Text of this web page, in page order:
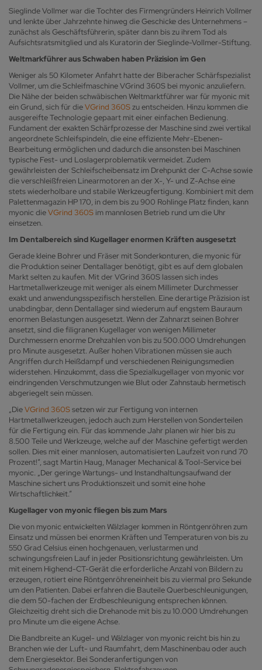
Sieglinde Vollmer war die Tochter des Firmengründers Heinrich Vollmer
und lenkte über Jahrzehnte hinweg die Geschicke des Unternehmens –
zunächst als Geschäftsführerin, später dann bis zu ihrem Tod als
Aufsichtsratsmitglied und als Kuratorin der Sieglinde-Vollmer-Stiftung.
Weltmarkführer aus Schwaben haben Präzision im Gen
Weniger als 50 Kilometer Anfahrt hatte der Biberacher Schärfspezialist
Vollmer, um die Schleifmaschine VGrind 360S bei myonic anzuliefern.
Die Nähe der beiden schwäbischen Weltmarktführer war für myonic mit
ein Grund, sich für dieVGrind 360Szu entscheiden. Hinzu kommen die
ausgereifte Technologie gepaart mit einer einfachen Bedienung.
Fundament der exakten Schärfprozesse der Maschine sind zwei vertikal
angeordnete Schleifspindeln, die eine effiziente Mehr-Ebenen-
Bearbeitung ermöglichen und dadurch die ansonsten bei Maschinen
typische Fest- und Loslagerproblematik vermeidet. Zudem
gewährleisten der Schleifscheibensatz im Drehpunkt der C-Achse sowie
die verschleißfreien Linearmotoren an der X-, Y- und Z-Achse eine
stets wiederholbare und stabile Werkzeugfertigung. Kombiniert mit dem
Palettenmagazin HP 170, in dem bis zu 900 Rohlinge Platz finden, kann
myonic dieVGrind 360S im mannlosen Betrieb rund um die Uhr
einsetzen.
Im Dentalbereich sind Kugellager enormen Kräften ausgesetzt
Gerade kleine Bohrer und Fräser mit Sonderkonturen, die myonic für
die Produktion seiner Dentallager benötigt, gibt es auf dem globalen
Markt selten zu kaufen. Mit der VGrind 360S lassen sich indes
Hartmetallwerkzeuge mit weniger als einem Millimeter Durchmesser
exakt und anwendungsspezifisch herstellen. Eine derartige Präzision ist
unabdingbar, denn Dentallager sind wiederum auf engstem Bauraum
enormen Belastungen ausgesetzt. Wenn der Zahnarzt seinen Bohrer
ansetzt, sind die filigranen Kugellager von wenigen Millimeter
Durchmessern enorme Drehzahlen von bis zu 500.000 Umdrehungen
pro Minute ausgesetzt. Außer hohen Vibrationen müssen sie auch
Angriffen durch Heißdampf und verschiedenen Reinigungsmedien
widerstehen. Hinzukommt, dass die Spezialkugellager von myonic vor
eindringenden Verschmutzungen wie Blut oder Zahnstaub hermetisch
abgeriegelt sein müssen.
„DieVGrind 360Ssetzen wir zur Fertigung von internen
Hartmetallwerkzeugen, jedoch auch zum Herstellen von Sonderteilen
für die Fertigung ein. Für das kommende Jahr planen wir hier bis zu
8.500 Teile und Werkzeuge, welche auf der Maschine gefertigt werden
sollen. Dies mit einer mannlosen, automatisierten Laufzeit von rund 70
Prozent!“, sagt Martin Haug, Manager Mechanical & Tool-Service bei
myonic. „Der geringe Wartungs- und Instandhaltungsaufwand der
Maschine sichert uns Produktionszeit und somit eine hohe
Wirtschaftlichkeit.“
Kugellager von myonic fliegen bis zum Mars
Die von myonic entwickelten Wälzlager kommen in Röntgenröhren zum
Einsatz und müssen bei enormen Kräften und Temperaturen von bis zu
550 Grad Celsius einen hochgenauen, verlustarmen und
schwingungsfreien Lauf in jeder Positionsrichtung gewährleisten. Um
mit einem Highend-CT-Gerät die erforderliche Anzahl von Bildern zu
erzeugen, rotiert eine Röntgenröhreneinheit bis zu viermal pro Sekunde
um den Patienten. Dabei erfahren die Bauteile Querbeschleunigungen,
die dem 50-fachen der Erdbeschleunigung entsprechen können.
Gleichzeitig dreht sich die Drehanode mit bis zu 10.000 Umdrehungen
pro Minute um die eigene Achse.
Die Bandbreite an Kugel- und Wälzlager von myonic reicht bis hin zu
Branchen wie der Luft- und Raumfahrt, dem Maschinenbau oder auch
dem Energiesektor. Bei Sonderanfertigungen von